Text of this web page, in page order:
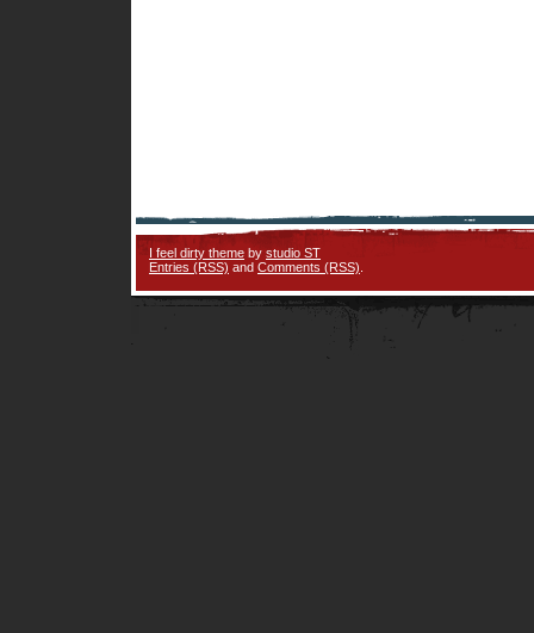
I feel dirty theme by studio ST
Entries (RSS) and Comments (RSS)